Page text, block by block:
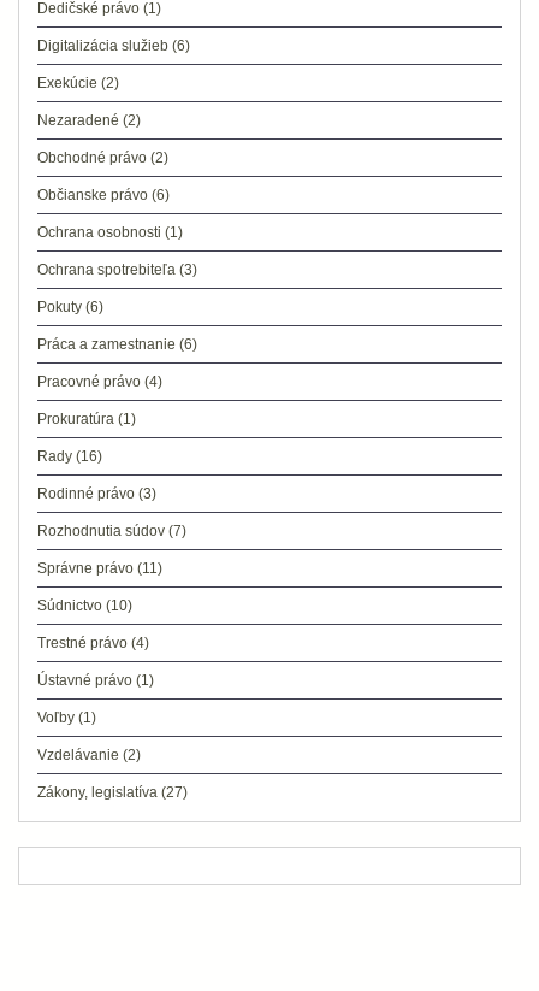
Dedičské právo (1)
Digitalizácia služieb (6)
Exekúcie (2)
Nezaradené (2)
Obchodné právo (2)
Občianske právo (6)
Ochrana osobnosti (1)
Ochrana spotrebiteľa (3)
Pokuty (6)
Práca a zamestnanie (6)
Pracovné právo (4)
Prokuratúra (1)
Rady (16)
Rodinné právo (3)
Rozhodnutia súdov (7)
Správne právo (11)
Súdnictvo (10)
Trestné právo (4)
Ústavné právo (1)
Voľby (1)
Vzdelávanie (2)
Zákony, legislatíva (27)